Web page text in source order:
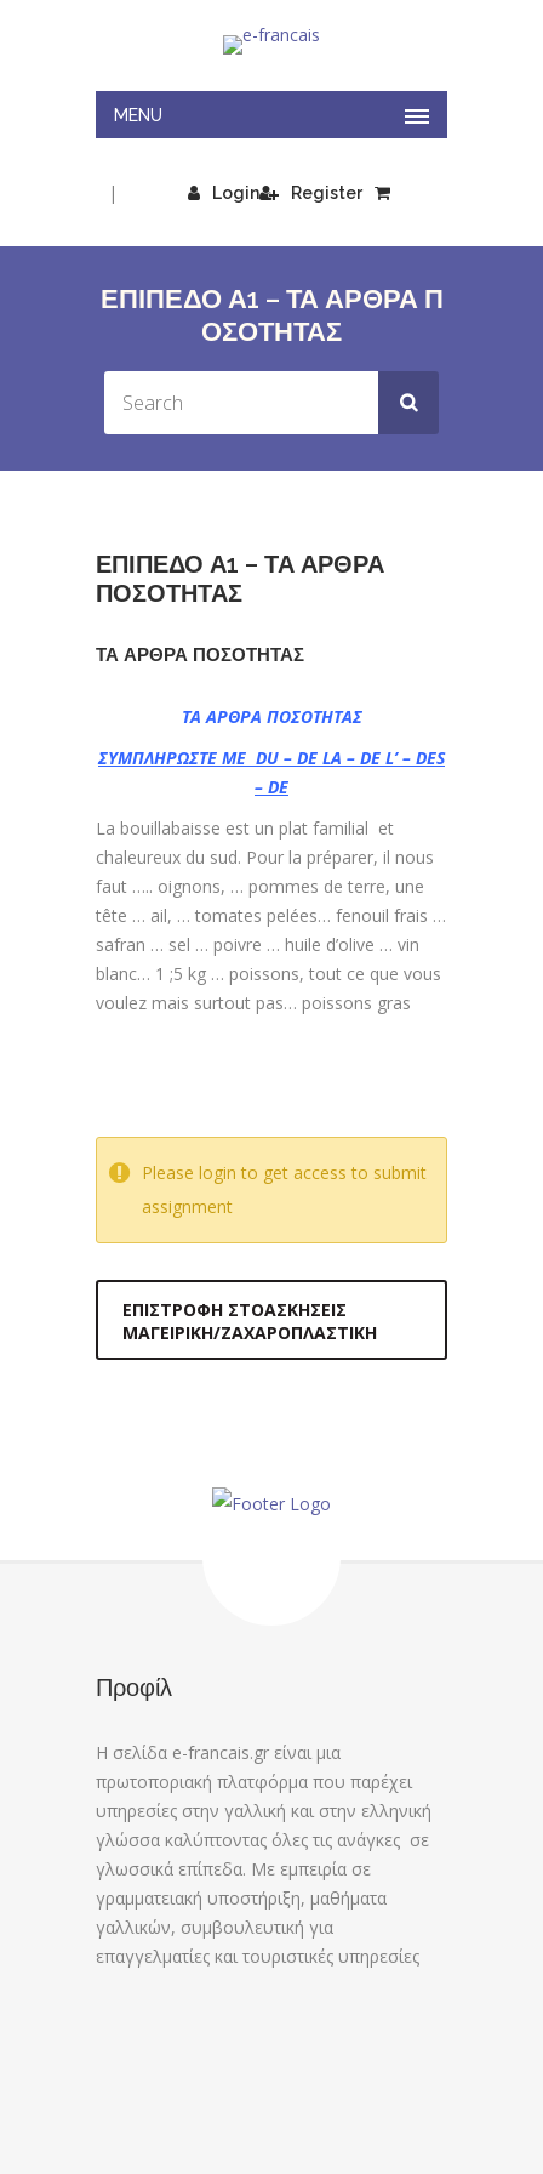
MENU
Login
| Register
ΕΠΙΠΕΔΟ Α1 – ΤΑ ΑΡΘΡΑ Π
ΟΣΟΤΗΤΑΣ
ΕΠΙΠΕΔΟ Α1 – ΤΑ ΑΡΘΡΑ
ΠΟΣΟΤΗΤΑΣ
ΤΑ ΑΡΘΡΑ ΠΟΣΟΤΗΤΑΣ
ΤΑ ΑΡΘΡΑ ΠΟΣΟΤΗΤΑΣ
ΣΥΜΠΛΗΡΩΣΤΕ ΜΕ DU – DE LA – DE L’ – DES
– DE
La bouillabaisse est un plat familial et
chaleureux du sud. Pour la préparer, il nous
faut ….. oignons, … pommes de terre, une
tête … ail, … tomates pelées… fenouil frais …
safran … sel … poivre … huile d’olive … vin
blanc… 1 ;5 kg … poissons, tout ce que vous
voulez mais surtout pas… poissons gras
Please login to get access to submit
assignment
ΕΠΙΣΤΡΟΦΉ ΣΤΟΑΣΚΉΣΕΙΣ
ΜΑΓΕΙΡΙΚΉ/ΖΑΧΑΡΟΠΛΑΣΤΙΚΉ
Προφίλ
Η σελίδα e-francais.gr είναι μια
πρωτοποριακή πλατφόρμα που παρέχει
υπηρεσίες στην γαλλική και στην ελληνική
γλώσσα καλύπτοντας όλες τις ανάγκες σε
γλωσσικά επίπεδα. Με εμπειρία σε
γραμματειακή υποστήριξη, μαθήματα
γαλλικών, συμβουλευτική για
επαγγελματίες και τουριστικές υπηρεσίες